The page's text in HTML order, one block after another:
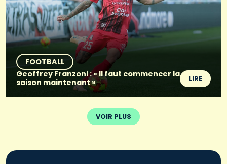
FOOTBALL
Geoffrey Franzoni : « Il faut commencer la
saison maintenant »
LIRE
VOIR PLUS